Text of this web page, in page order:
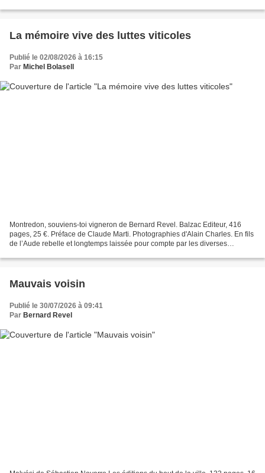
La mémoire vive des luttes viticoles
Publié le 02/08/2026 à 16:15
Par Michel Bolasell
Montredon, souviens-toi vigneron de Bernard Revel. Balzac Editeur, 416
pages, 25 €. Préface de Claude Marti. Photographies d'Alain Charles. En fils
de l’Aude rebelle et longtemps laissée pour compte par les diverses
Mauvais voisin
Publié le 30/07/2026 à 09:41
Par Bernard Revel